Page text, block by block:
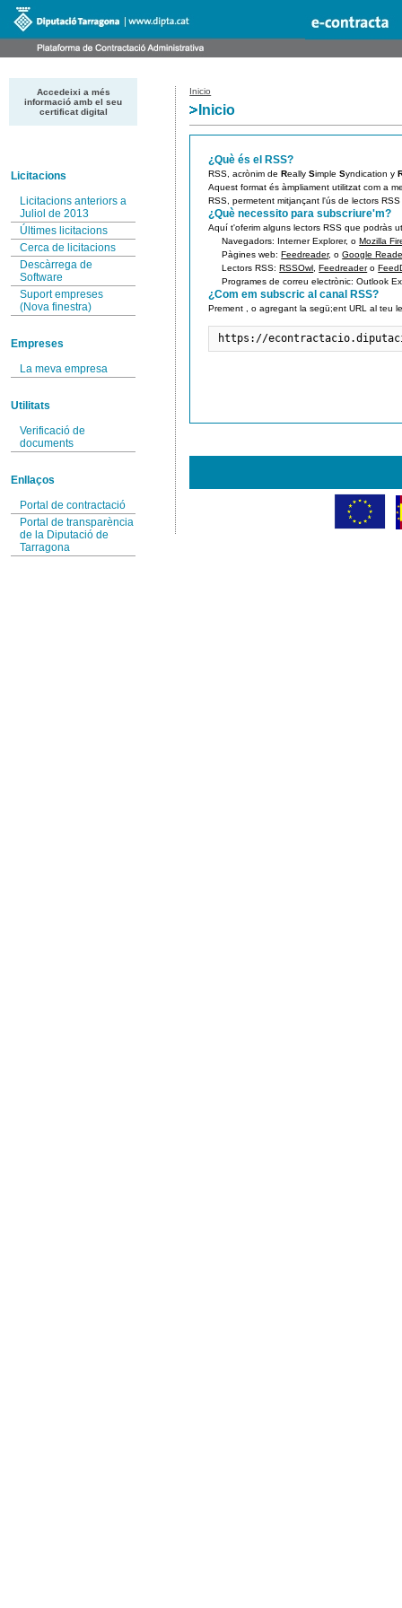
Accedeixi a més
informació amb el seu
certificat digital
Licitacions
Licitacions anteriors a
Juliol de 2013
Últimes licitacions
Cerca de licitacions
Descàrrega de
Software
Suport empreses
(Nova finestra)
Empreses
La meva empresa
Utilitats
Verificació de
documents
Enllaços
Portal de contractació
Portal de transparència
de la Diputació de
Tarragona
Inicio
Inicio
¿Què és el RSS?
RSS, acrònim deReallySimpleSyndication y
Aquest format és àmpliament utilitzat com a
RSS, permetent mitjançant l'ús de lectors
¿Què necessito para subscriure'm?
Aquí t'oferim alguns lectors RSS que podràs
Navegadors: Interner Explorer, oMozilla
Pàgines web: Feedreader, oGoogle
Lectors RSS: RSSOwl ,Feedreadero
Programes de correu electrònic: Outlook
¿Com em subscric al canal RSS?
Prement , o agregant la segü;ent URL al teu
https://